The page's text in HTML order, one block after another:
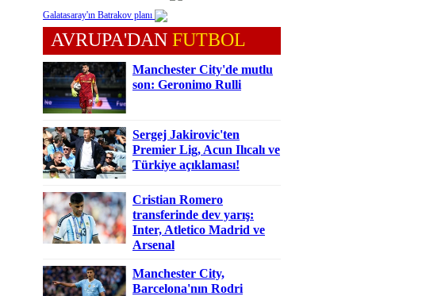
Galatasaray'ın Batrakov planı
AVRUPA'DAN FUTBOL
Manchester City'de mutlu
son: Geronimo Rulli
Sergej Jakirovic'ten
Premier Lig, Acun Ilıcalı ve
Türkiye açıklaması!
Cristian Romero
transferinde dev yarış:
Inter, Atletico Madrid ve
Arsenal
Manchester City,
Barcelona'nın Rodri